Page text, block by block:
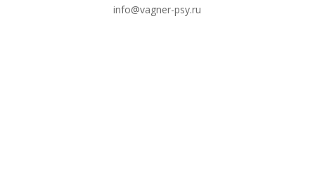
info@vagner-psy.ru